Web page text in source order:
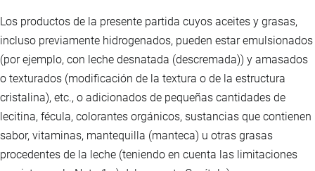
Los productos de la presente partida cuyos aceites y grasas,
incluso previamente hidrogenados, pueden estar emulsionados
(por ejemplo, con leche desnatada (descremada)) y amasados
o texturados (modificación de la textura o de la estructura
cristalina), etc., o adicionados de pequeñas cantidades de
lecitina, fécula, colorantes orgánicos, sustancias que contienen
sabor, vitaminas, mantequilla (manteca) u otras grasas
procedentes de la leche (teniendo en cuenta las limitaciones